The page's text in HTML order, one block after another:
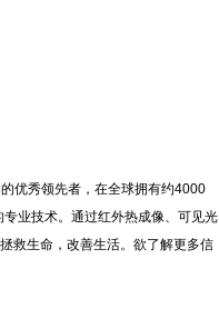
优秀领先者，在全球拥有约4000
业技术。通过红外热成像、可见光
救生命，改善生活。欲了解更多信